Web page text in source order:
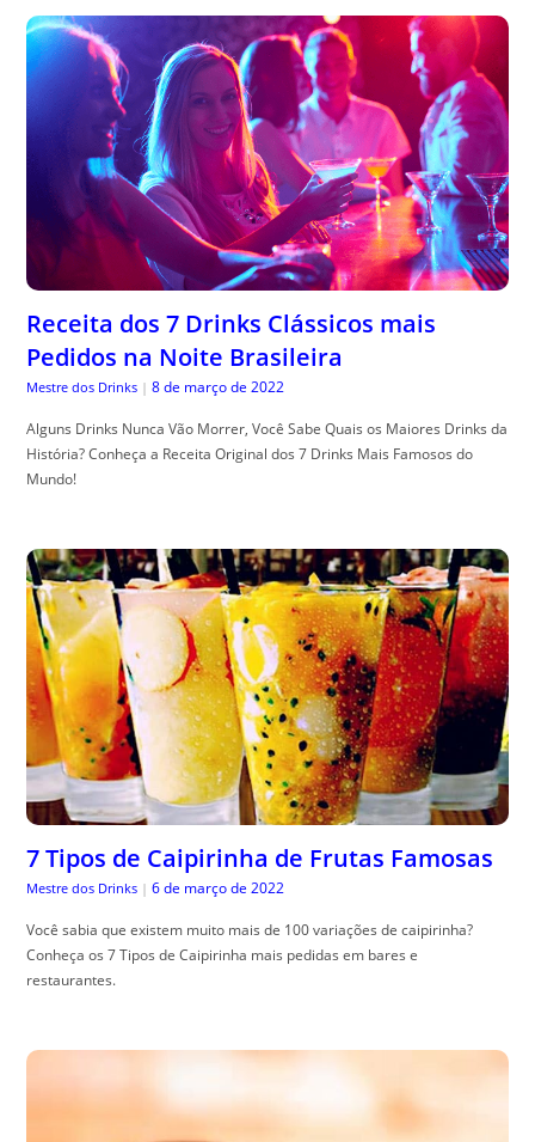
Receita dos 7 Drinks Clássicos mais
Pedidos na Noite Brasileira
Mestre dos Drinks | 8 de março de 2022
Alguns Drinks Nunca Vão Morrer, Você Sabe Quais os Maiores Drinks da
História? Conheça a Receita Original dos 7 Drinks Mais Famosos do
Mundo!
7 Tipos de Caipirinha de Frutas Famosas
Mestre dos Drinks | 6 de março de 2022
Você sabia que existem muito mais de 100 variações de caipirinha?
Conheça os 7 Tipos de Caipirinha mais pedidas em bares e
restaurantes.